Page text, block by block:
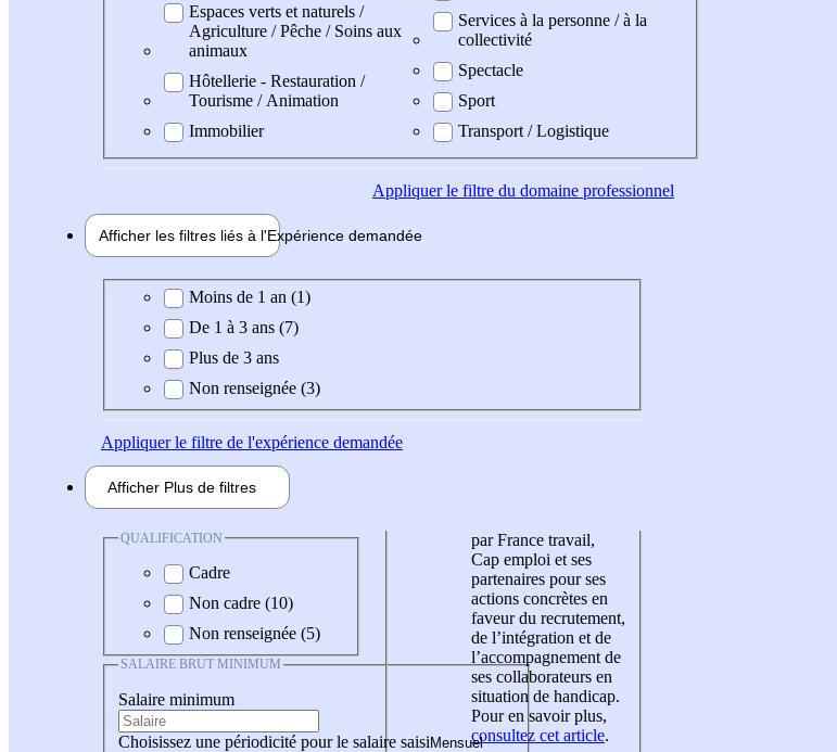
Espaces verts et naturels /
Agriculture / Pêche / Soins aux
animaux
Hôtellerie - Restauration /
Tourisme / Animation
Immobilier
Services à la personne / à la
collectivité
Spectacle
Sport
Transport / Logistique
Appliquerle filtre du domaine professionnel
Afficher les filtres liés à l'Expérience demandée
Expérience demandée
Moins de 1 an (1)
De 1 à 3 ans (7)
Plus de 3 ans
Non renseignée (3)
Appliquerle filtre de l'expérience demandée
Afficher Plus de filtres
QUALIFICATION
Cadre
Non cadre (10)
Non renseignée (5)
SALAIRE BRUT MINIMUM
Salaire minimum
Choisissez une périodicité pour le salaire saisi
par France travail,
Cap emploi et ses
partenaires pour ses
actions concrètes en
faveur du recrutement,
de l’intégration et de
l’accompagnement de
ses collaborateurs en
situation de handicap.
Pour en savoir plus,
consultez cet article.